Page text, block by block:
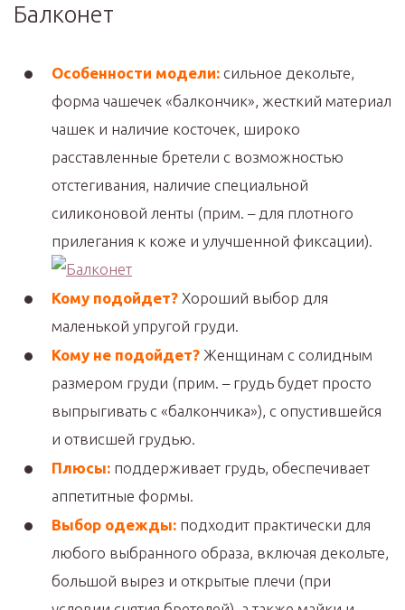
Балконет
Особенности модели: сильное декольте,
форма чашечек «балкончик», жесткий материал
чашек и наличие косточек, широко
расставленные бретели с возможностью
отстегивания, наличие специальной
силиконовой ленты (прим. – для плотного
прилегания к коже и улучшенной фиксации).
Кому подойдет? Хороший выбор для
маленькой упругой груди.
Кому не подойдет? Женщинам с солидным
размером груди (прим. – грудь будет просто
выпрыгивать с «балкончика»), с опустившейся
и отвисшей грудью.
Плюсы: поддерживает грудь, обеспечивает
аппетитные формы.
Выбор одежды: подходит практически для
любого выбранного образа, включая декольте,
большой вырез и открытые плечи (при